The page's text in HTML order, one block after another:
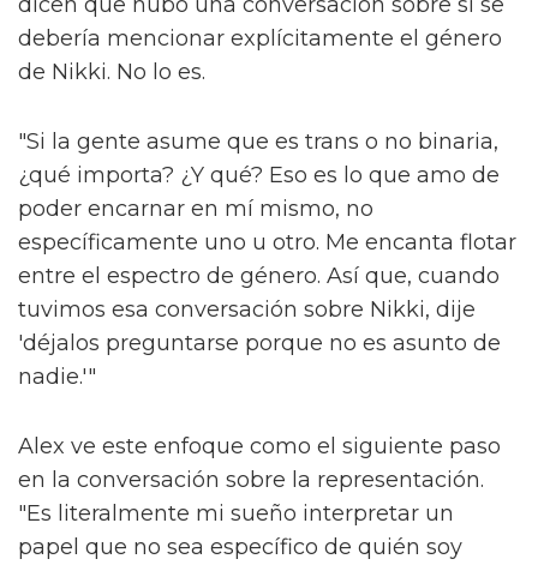
debería mencionar explícitamente el género
de Nikki. No lo es.
"Si la gente asume que es trans o no binaria,
¿qué importa? ¿Y qué? Eso es lo que amo de
poder encarnar en mí mismo, no
específicamente uno u otro. Me encanta flotar
entre el espectro de género. Así que, cuando
tuvimos esa conversación sobre Nikki, dije
'déjalos preguntarse porque no es asunto de
nadie.'"
Alex ve este enfoque como el siguiente paso
en la conversación sobre la representación.
"Es literalmente mi sueño interpretar un
papel que no sea específico de quién soy